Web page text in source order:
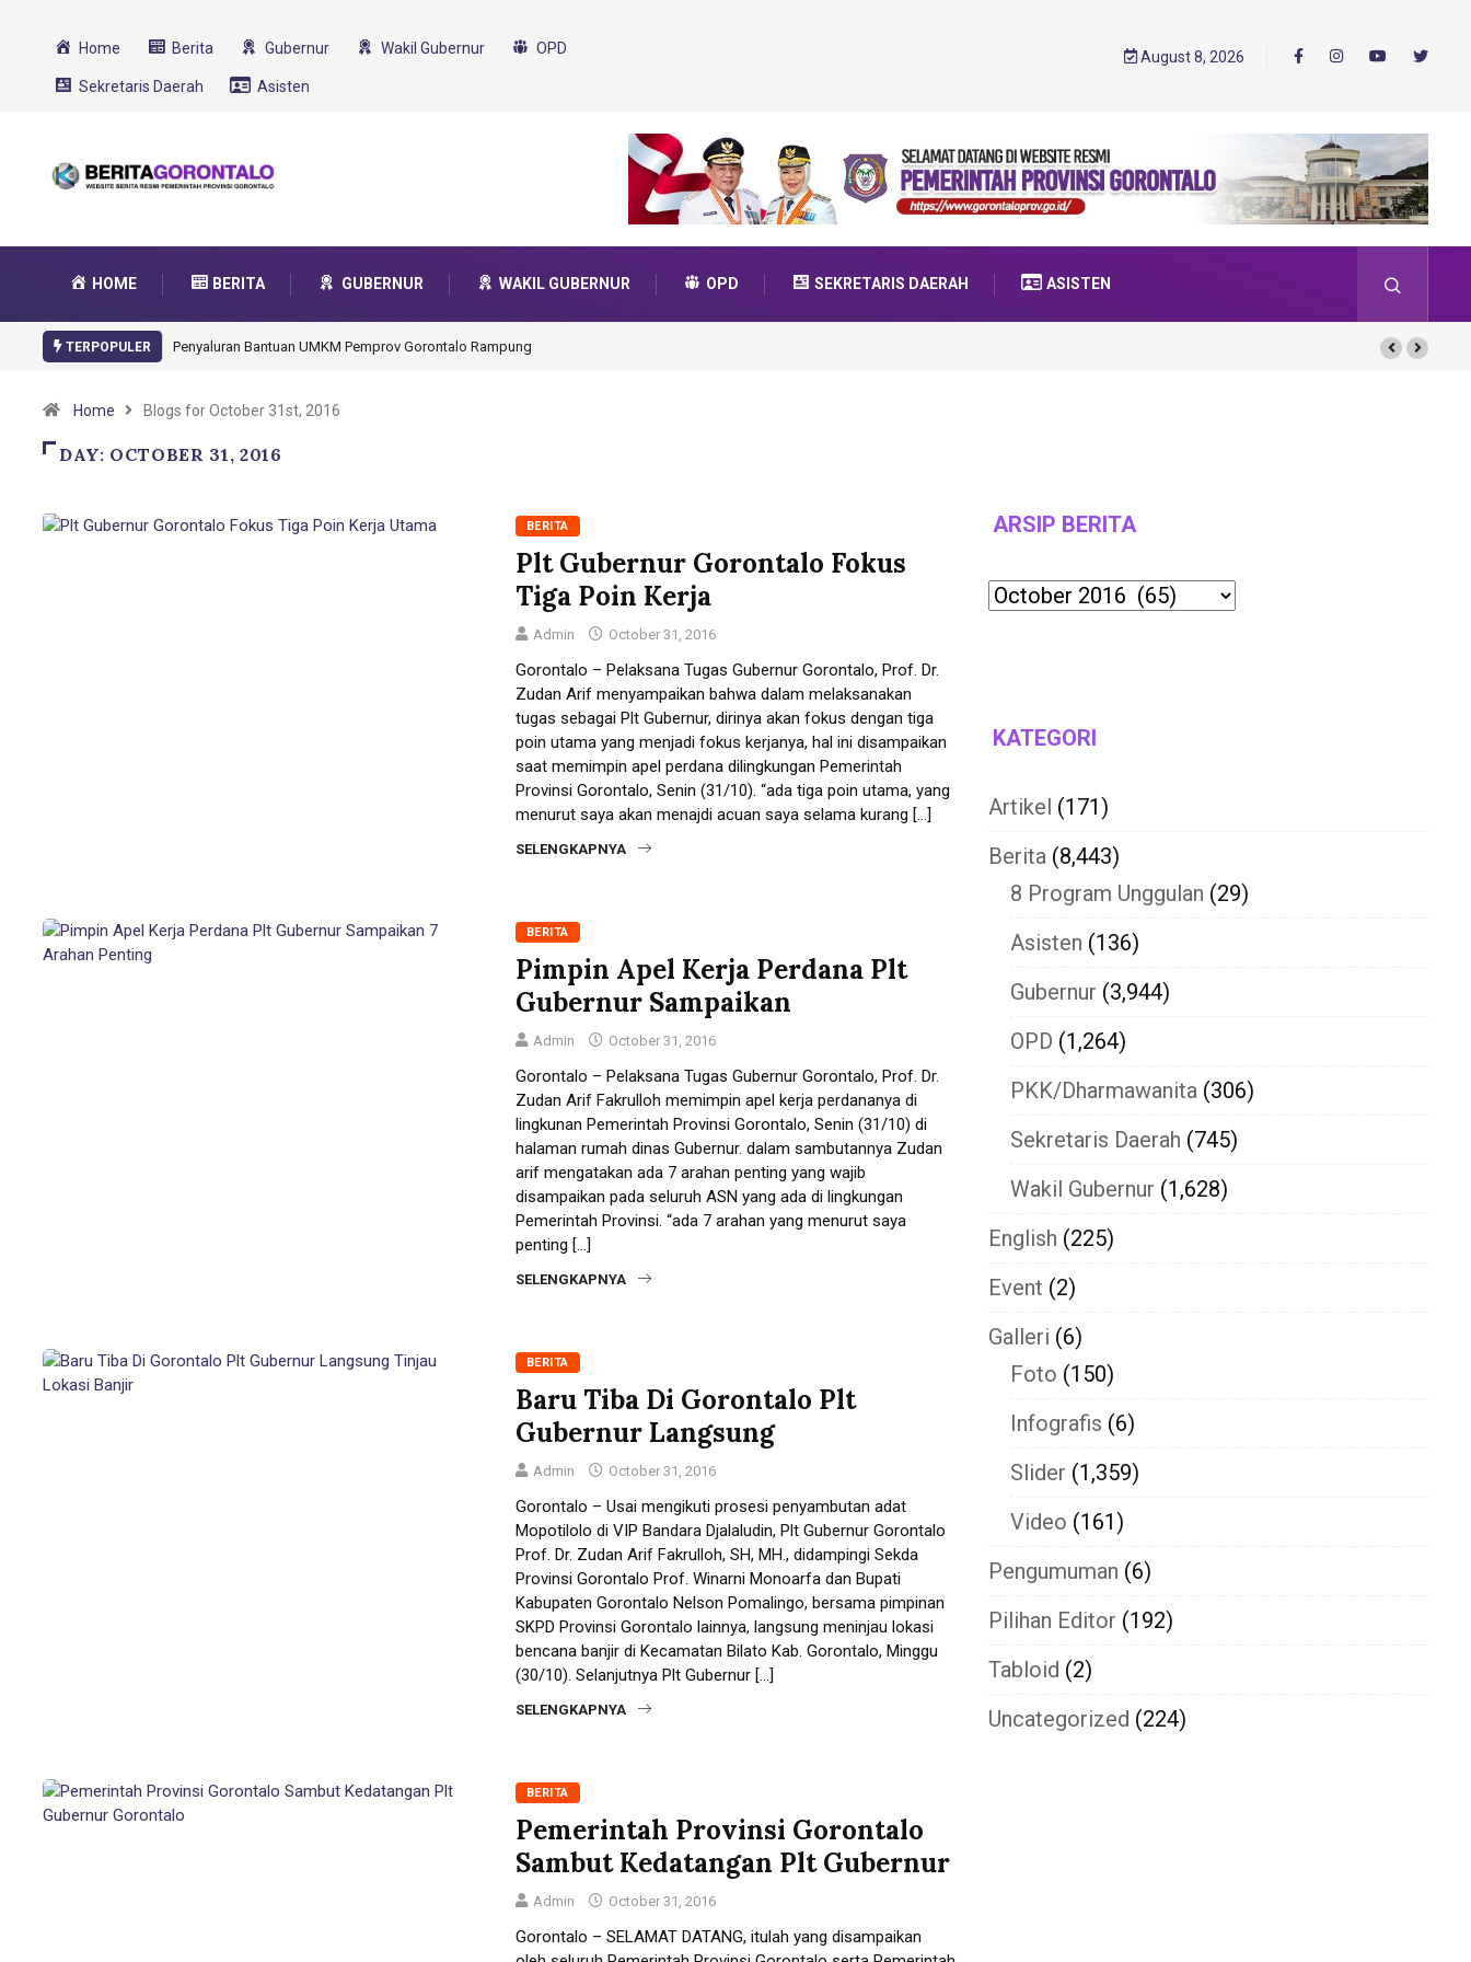
Home Berita Gubernur Wakil Gubernur OPD
Sekretaris Daerah Asisten
August 8, 2026
HOME BERITA GUBERNUR WAKIL GUBERNUR OPD SEKRETARIS DAERAH ASISTEN
TERPOPULER Penyaluran Bantuan UMKM Pemprov Gorontalo Rampung
Home Blogs for October 31st, 2016
DAY: OCTOBER 31, 2016
BERITA
Plt Gubernur Gorontalo Fokus
Tiga Poin Kerja
Admin October 31, 2016
Gorontalo – Pelaksana Tugas Gubernur Gorontalo, Prof. Dr.
Zudan Arif menyampaikan bahwa dalam melaksanakan
tugas sebagai Plt Gubernur, dirinya akan fokus dengan tiga
poin utama yang menjadi fokus kerjanya, hal ini disampaikan
saat memimpin apel perdana dilingkungan Pemerintah
Provinsi Gorontalo, Senin (31/10). “ada tiga poin utama, yang
menurut saya akan menajdi acuan saya selama kurang […]
SELENGKAPNYA
BERITA
Pimpin Apel Kerja Perdana Plt
Gubernur Sampaikan
Admin October 31, 2016
Gorontalo – Pelaksana Tugas Gubernur Gorontalo, Prof. Dr.
Zudan Arif Fakrulloh memimpin apel kerja perdananya di
lingkunan Pemerintah Provinsi Gorontalo, Senin (31/10) di
halaman rumah dinas Gubernur. dalam sambutannya Zudan
arif mengatakan ada 7 arahan penting yang wajib
disampaikan pada seluruh ASN yang ada di lingkungan
Pemerintah Provinsi. “ada 7 arahan yang menurut saya
penting […]
SELENGKAPNYA
BERITA
Baru Tiba Di Gorontalo Plt
Gubernur Langsung
Admin October 31, 2016
Gorontalo – Usai mengikuti prosesi penyambutan adat
Mopotilolo di VIP Bandara Djalaludin, Plt Gubernur Gorontalo
Prof. Dr. Zudan Arif Fakrulloh, SH, MH., didampingi Sekda
Provinsi Gorontalo Prof. Winarni Monoarfa dan Bupati
Kabupaten Gorontalo Nelson Pomalingo, bersama pimpinan
SKPD Provinsi Gorontalo lainnya, langsung meninjau lokasi
bencana banjir di Kecamatan Bilato Kab. Gorontalo, Minggu
(30/10). Selanjutnya Plt Gubernur […]
SELENGKAPNYA
BERITA
Pemerintah Provinsi Gorontalo
Sambut Kedatangan Plt Gubernur
Admin October 31, 2016
Gorontalo – SELAMAT DATANG, itulah yang disampaikan
ARSIP BERITA
Archives
KATEGORI
Artikel (171)
Berita (8,443)
8 Program Unggulan (29)
Asisten (136)
Gubernur (3,944)
OPD (1,264)
PKK/Dharmawanita (306)
Sekretaris Daerah (745)
Wakil Gubernur (1,628)
English (225)
Event (2)
Galleri (6)
Foto (150)
Infografis (6)
Slider (1,359)
Video (161)
Pengumuman (6)
Pilihan Editor (192)
Tabloid (2)
Uncategorized (224)